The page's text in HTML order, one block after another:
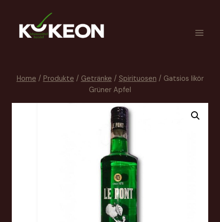
Home / Produkte / Getränke / Spirituosen / Gatsios likör
Grüner Apfel